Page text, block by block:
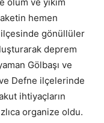
hemen
ilçesinde gönüllüler
deprem
Gölbaşı ve
Defne ilçelerinde
ihtiyaçların
organize oldu.